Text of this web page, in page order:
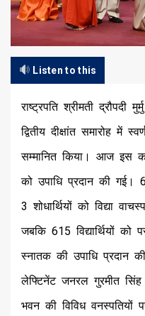
Listen to this
राष्ट्रपति श्रीमती द्रौपदी
द्वितीय दीक्षांत समारोह में
सम्मानित किया। आज इस
को उपाधि प्रदान की गई।
3 शोधार्थियों को विद्या
जबकि 615 विद्यार्थियों को
स्नातक की उपाधि प्रदान
लेफ्टिनेंट जनरल गुरमीत सिंह
भवन की विविध वनस्पतियों